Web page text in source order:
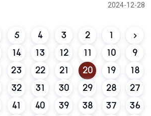
2024-12-28
1
2
3
4
5
9
10
11
12
13
14
18
19
20
21
22
23
27
28
29
30
31
32
36
37
38
39
40
41